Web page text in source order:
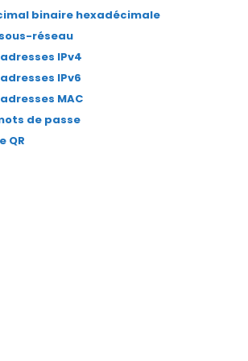
binaire hexadécimale
réseau
IPv4
IPv6
MAC
de passe
QR